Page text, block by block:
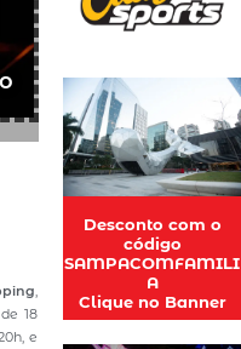
18
e
Desconto com o
código
SAMPACOMFAMILI
A
Clique no Banner